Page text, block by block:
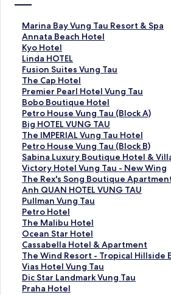
Marina Bay Vung Tau Resort & Spa
M
a
r
i
n
a
B
a
y
V
u
n
g
T
a
u
R
e
s
o
r
t
&
S
p
Annata Beach Hotel
A
n
n
a
t
a
B
e
a
c
h
H
o
t
e
l
페
이
지
를
여
는
링
크
Kyo Hotel
K
y
o
H
o
t
e
l
페
이
지
를
여
는
링
크
Linda HOTEL
L
i
n
d
a
H
O
T
E
L
페
이
지
를
여
는
링
크
Fusion Suites Vung Tau
F
u
s
i
o
n
S
u
i
t
e
s
V
u
n
g
T
a
u
페
이
The Cap Hotel
T
h
e
C
a
p
H
o
t
e
l
페
이
지
를
여
는
링
크
Premier Pearl Hotel Vung Tau
P
r
e
m
i
e
r
P
e
a
r
l
H
o
t
e
l
V
u
Bobo Boutique Hotel
B
o
b
o
B
o
u
t
i
q
u
e
H
o
t
e
l
페
Petro House Vung Tau (Block A)
P
e
t
r
o
H
o
u
s
e
V
u
n
g
T
a
u
Big HOTEL VUNG TAU
B
i
g
H
O
T
E
L
V
U
N
G
T
A
U
페
The IMPERIAL Vung Tau Hotel
T
h
e
I
M
P
E
R
I
A
L
V
u
n
g
Petro House Vung Tau (Block B)
P
e
t
r
o
H
o
u
s
e
V
u
n
g
Sabina Luxury Boutique Hotel &
S
a
b
i
n
a
L
u
x
u
r
y
B
Victory Hotel Vung Tau - New Wing
V
i
c
t
o
r
y
H
o
t
e
l
The Rex's Song Boutique
T
h
e
R
e
x
'
s
S
o
n
Anh QUAN HOTEL VUNG TAU
A
n
h
Q
U
A
N
H
O
T
Pullman Vung Tau
P
u
l
l
m
a
n
V
u
Petro Hotel
P
e
t
r
o
H
o
t
The Malibu Hotel
T
h
e
M
a
l
i
Ocean Star Hotel
O
c
e
a
n
S
Cassabella Hotel & Apartment
C
a
s
s
a
The Wind Resort - Tropical Hillside
T
h
e
W
Vias Hotel Vung Tau
V
i
a
Dic Star Landmark Vung Tau
D
iPraha Hotel
P